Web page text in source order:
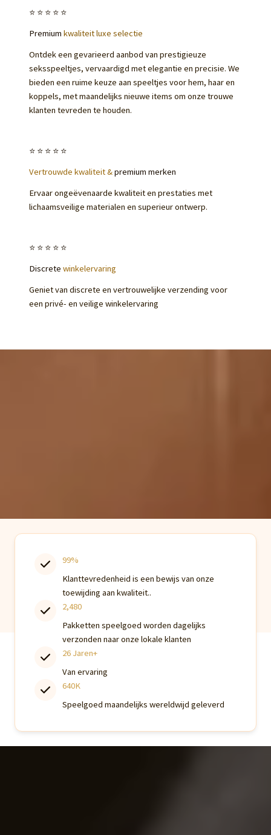
⭐️⭐️⭐️⭐️⭐️
Premium kwaliteit luxe selectie
Ontdek een gevarieerd aanbod van prestigieuze
seksspeeltjes, vervaardigd met elegantie en precisie. We
bieden een ruime keuze aan speeltjes voor hem, haar en
koppels, met maandelijks nieuwe items om onze trouwe
klanten tevreden te houden.
⭐️⭐️⭐️⭐️⭐️
Vertrouwde kwaliteit &premium merken
Ervaar ongeëvenaarde kwaliteit en prestaties met
lichaamsveilige materialen en superieur ontwerp.
⭐️⭐️⭐️⭐️⭐️
Discrete winkelervaring
Geniet van discrete en vertrouwelijke verzending voor
een privé- en veilige winkelervaring
99%
Klanttevredenheid is een bewijs van onze
toewijding aan kwaliteit..
2,480
Pakketten speelgoed worden dagelijks
verzonden naar onze lokale klanten
26 Jaren+
Van ervaring
640K
Speelgoed maandelijks wereldwijd geleverd